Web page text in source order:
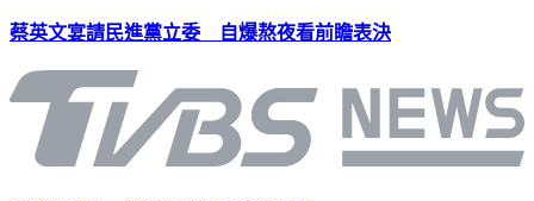
蔡英文宴請民進黨立委 自爆熬夜看前瞻表決